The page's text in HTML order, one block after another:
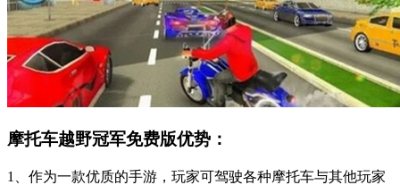
摩托车越野冠军免费版优势：
1、作为一款优质的手游，玩家可驾驶各种摩托车与其他玩家